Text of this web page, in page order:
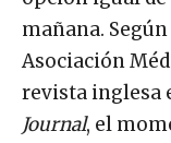
mañana.
Asociación
revista inglesa
Journal, el